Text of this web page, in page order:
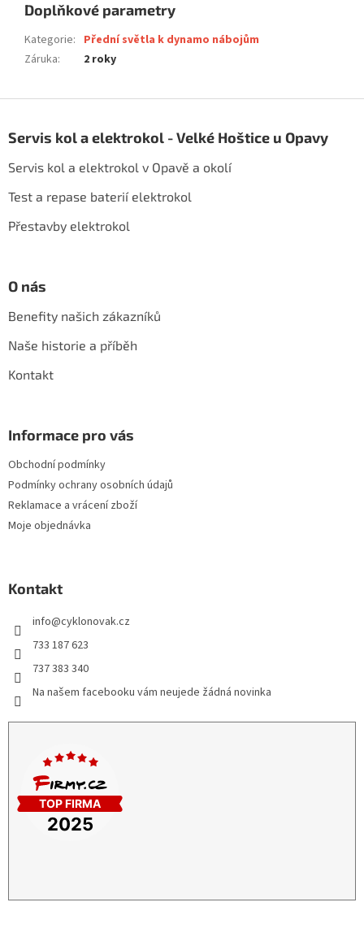
Doplňkové parametry
Kategorie: Přední světla k dynamo nábojům
Záruka: 2 roky
pServis kol a elektrokol - Velké Hoštice u Opavy
Servis kol a elektrokol v Opavě a okolí
Test a repase baterií elektrokol
Přestavby elektrokol
O nás
Benefity našich zákazníků
Naše historie a příběh
Kontakt
Informace pro vás
Obchodní podmínky
Podmínky ochrany osobních údajů
Reklamace a vrácení zboží
Moje objednávka
Kontakt
info@cyklonovak.cz
733 187 623
737 383 340
Na našem facebooku vám neujede žádná novinka